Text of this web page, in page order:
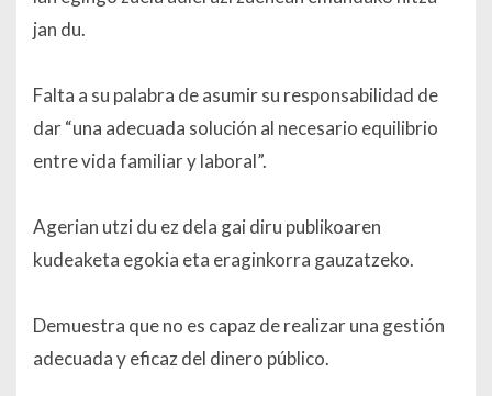
jan du.
Falta a su palabra de asumir su responsabilidad de
dar “una adecuada solución al necesario equilibrio
entre vida familiar y laboral”.
Agerian utzi du ez dela gai diru publikoaren
kudeaketa egokia eta eraginkorra gauzatzeko.
Demuestra que no es capaz de realizar una gestión
adecuada y eficaz del dinero público.